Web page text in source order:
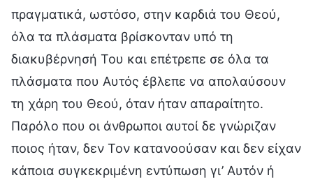
πραγματικά, ωστόσο, στην καρδιά του Θεού,
όλα τα πλάσματα βρίσκονταν υπό τη
διακυβέρνησή Του και επέτρεπε σε όλα τα
πλάσματα που Αυτός έβλεπε να απολαύσουν
τη χάρη του Θεού, όταν ήταν απαραίτητο.
Παρόλο που οι άνθρωποι αυτοί δε γνώριζαν
ποιος ήταν, δεν Τον κατανοούσαν και δεν είχαν
κάποια συγκεκριμένη εντύπωση γι’ Αυτόν ή